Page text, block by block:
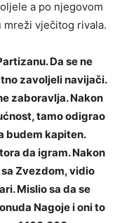
a po njegovom
vječitog rivala.
Da se ne
zavoljeli navijači.
zaboravlja. Nakon
tamo odigrao
budem kapiten.
da igram. Nakon
Zvezdom, vidio
Mislio sa da se
Nagoje i oni to